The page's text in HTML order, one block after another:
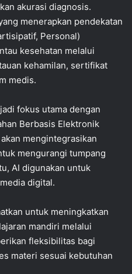
akurasi diagnosis.
menerapkan pendekatan
Personal)
kesehatan melalui
kehamilan, sertifikat
medis.
fokus utama dengan
Berbasis Elektronik
mengintegrasikan
mengurangi tumpang
AI digunakan untuk
digital.
untuk meningkatkan
mandiri melalui
fleksibilitas bagi
materi sesuai kebutuhan